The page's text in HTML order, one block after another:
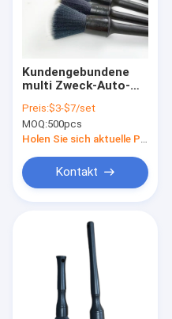
Kundengebundene
multi Zweck-Auto-
Car Cleaning
Preis:$3-$7/set
MOQ:500pcs
Holen Sie sich aktuelle Preis
Kontakt